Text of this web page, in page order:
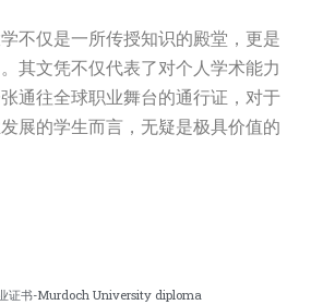
不仅是一所传授知识的殿堂，更是
其文凭不仅代表了对个人学术能力
通往全球职业舞台的通行证，对于
展的学生而言，无疑是极具价值的
证书-Murdoch University diploma